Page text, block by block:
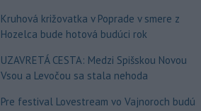
Kruhová križovatka v Poprade v smere z
Hozelca bude hotová budúci rok
UZAVRETÁ CESTA: Medzi Spišskou Novou
Vsou a Levočou sa stala nehoda
Pre festival Lovestream vo Vajnoroch budú